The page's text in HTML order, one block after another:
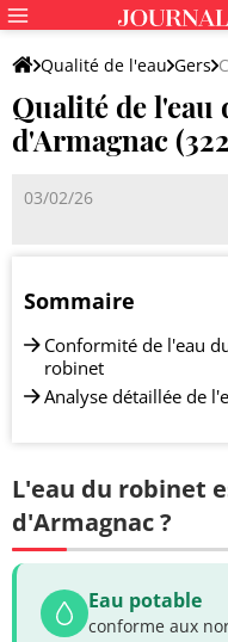
Qualité de l'eau Gers
Qualité de l'eau
d'Armagnac
03/02/26
Sommaire
Conformité de l'eau
robinet
Analyse détaillée de
L'eau du robinet
d'Armagnac ?
Eau potable
conforme aux